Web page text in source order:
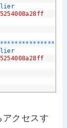
5254008a28ff
*** ** *** ** *** **
5254008a28ff
クセスす